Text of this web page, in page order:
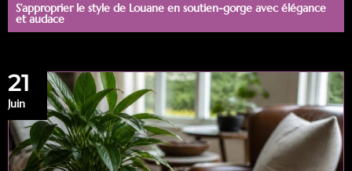
S’approprier le style de Louane en soutien-gorge avec élégance
et audace
21
Juin